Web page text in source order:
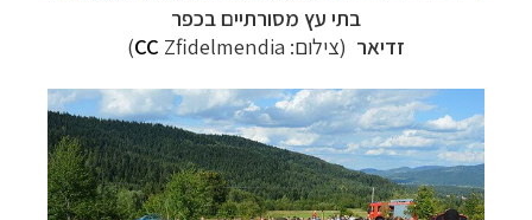
בתי עץ מסורתיים בכפר
זדיאר (צילום: CC Zfidelmendia)